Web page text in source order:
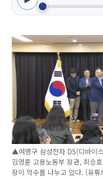
▲여명구 삼성전자 DS(디바이
김영훈 고용노동부 장관, 최승
장이 악수를 나누고 있다. (유